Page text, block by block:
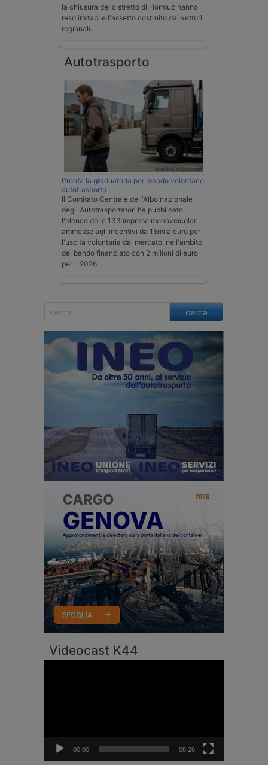
la chiusura dello stretto di Hormuz hanno
reso instabile l'assetto costruito dai vettori
regionali.
Autotrasporto
Pronta la graduatoria per l’esodo volontario
autotrasporto
Il Comitato Centrale dell'Albo nazionale
degli Autotrasportatori ha pubblicato
l'elenco delle 133 imprese monoveicolari
ammesse agli incentivi da 15mila euro per
l'uscita volontaria dal mercato, nell'ambito
del bando finanziato con 2 milioni di euro
per il 2026.
cerca
Videocast K44
00:00 08:26